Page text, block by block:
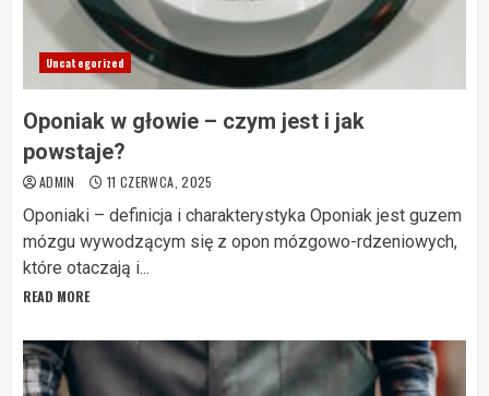
Uncategorized
Oponiak w głowie – czym jest i jak
powstaje?
ADMIN 11 CZERWCA, 2025
Oponiaki – definicja i charakterystyka Oponiak jest guzem
mózgu wywodzącym się z opon mózgowo-rdzeniowych,
które otaczają i...
READ MORE